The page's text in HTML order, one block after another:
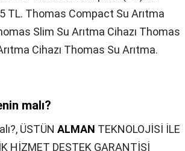
TL. Thomas Compact Su Arıtma
Slim Su Arıtma Cihazı Thomas
Cihazı Thomas Su Arıtma.
malı?
ÜSTÜN ALMAN TEKNOLOJİSİ İLE
HİZMET DESTEK GARANTİSİ